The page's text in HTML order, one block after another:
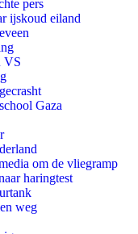
pers
ijskoud eiland
VS
Gaza
om de vliegramp
haringtest
weg